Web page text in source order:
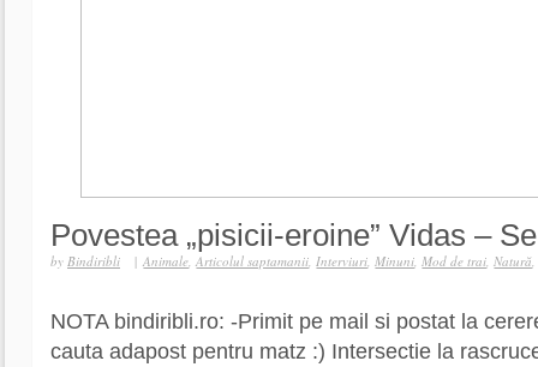
Povestea „pisicii-eroine” Vidas –
by Bindiribli | Animale,Articolul saptamanii,Interviuri,Minuni,Mod de trai,Natură
NOTA bindiribli.ro: -Primit pe mail si postat la
cauta adapost pentru matz :) Intersectie la